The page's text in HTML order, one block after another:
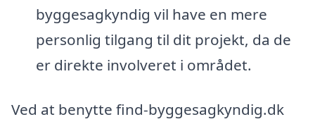
byggesagkyndig vil have en mere
personlig tilgang til dit projekt, da de
er direkte involveret i området.
Ved at benytte find-byggesagkyndig.dk